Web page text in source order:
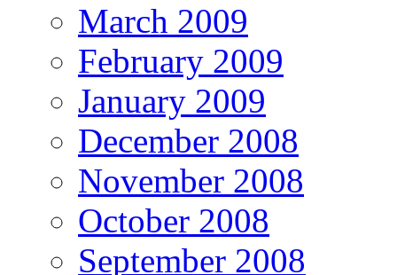
March 2009
February 2009
January 2009
December 2008
November 2008
October 2008
September 2008